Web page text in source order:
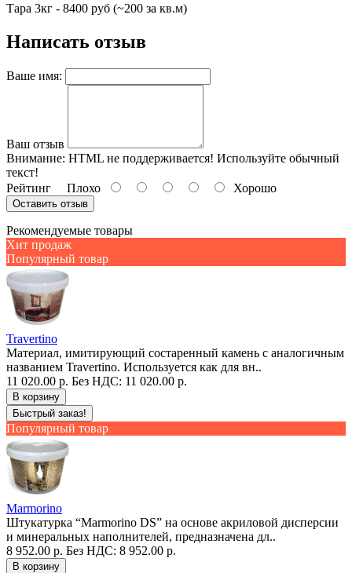
Тара 3кг - 8400 руб (~200 за кв.м)
Написать отзыв
Ваше имя:
Ваш отзыв
Внимание: HTML не поддерживается! Используйте обычный
текст!
Рейтинг Плохо Хорошо
Оставить отзыв
Рекомендуемые товары
Хит продаж
Популярный товар
Travertino
Материал, имитирующий состаренный камень с аналогичным
названием Travertino. Используется как для вн..
11 020.00 р. Без НДС: 11 020.00 р.
В корзину
Быстрый заказ!
Популярный товар
Marmorino
Штукатурка “Marmorino DS” на основе акриловой дисперсии
и минеральных наполнителей, предназначена дл..
8 952.00 р. Без НДС: 8 952.00 р.
В корзину